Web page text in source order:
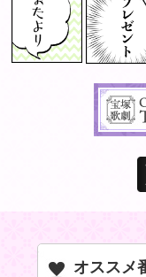
オススメ